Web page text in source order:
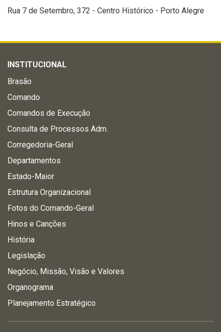
Rua 7 de Setembro, 372 - Centro Histórico - Porto Alegre
INSTITUCIONAL
Brasão
Comando
Comandos de Execução
Consulta de Processos Adm.
Corregedoria-Geral
Departamentos
Estado-Maior
Estrutura Organizacional
Fotos do Comando-Geral
Hinos e Canções
História
Legislação
Negócio, Missão, Visão e Valores
Organograma
Planejamento Estratégico